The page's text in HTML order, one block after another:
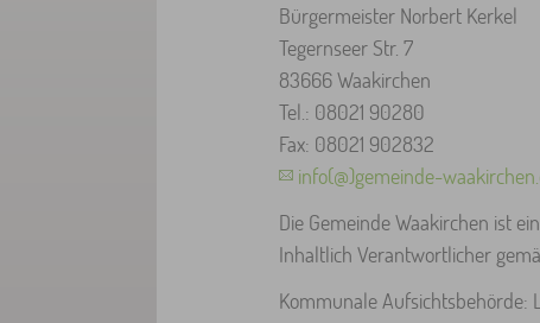
Bürgermeister Norbert Kerkel
Tegernseer Str. 7
83666 Waakirchen
Tel.: 08021 90280
Fax: 08021 902832
info(@)gemeinde-
Die Gemeinde Waakirchen ist
Inhaltlich Verantwortlicher
Kommunale Aufsichtsbehörde: